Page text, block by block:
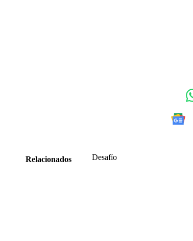
Relacionados Desafío